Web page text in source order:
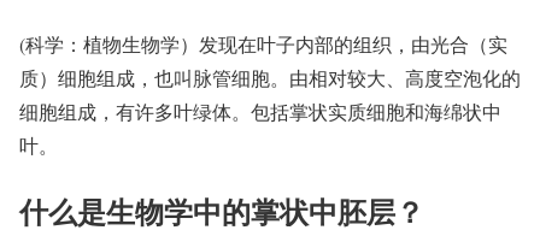
(科学：植物生物学）发现在叶子内部的组织，由光合（实
质）细胞组成，也叫脉管细胞。由相对较大、高度空泡化的
细胞组成，有许多叶绿体。包括掌状实质细胞和海绵状中
叶。
什么是生物学中的掌状中胚层？